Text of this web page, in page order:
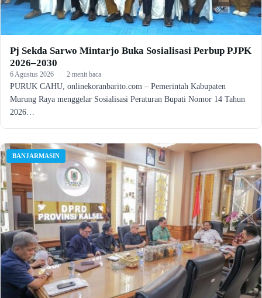
Pj Sekda Sarwo Mintarjo Buka Sosialisasi Perbup PJPK
2026–2030
6 Agustus 2026 · 2 menit baca
PURUK CAHU, onlinekoranbarito.com – Pemerintah Kabupaten
Murung Raya menggelar Sosialisasi Peraturan Bupati Nomor 14 Tahun
2026…
BANJARMASIN